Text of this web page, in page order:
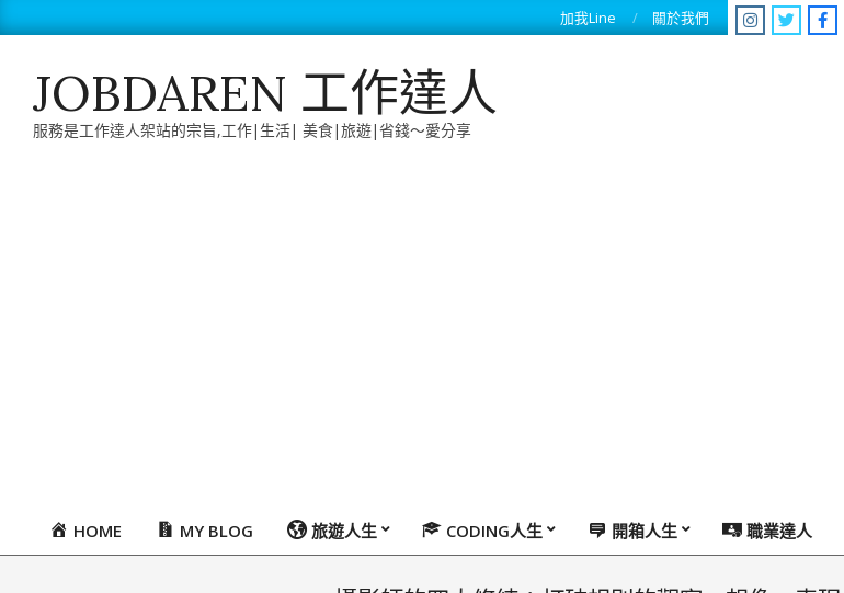
to
加我Line 關於我們
JOBDAREN 工作達人
服務是工作達人架站的宗旨,工作|生活| 美食|旅遊|省錢～愛分享
PrimaryHOME MY BLOG 旅遊人生 CODING人生 開箱人生 職業達人